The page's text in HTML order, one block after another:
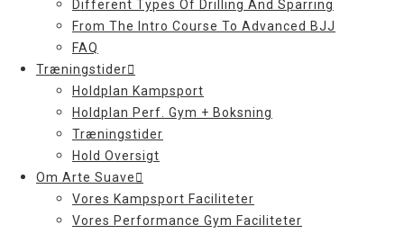
Different Types Of Drilling And Sparring
From The Intro Course To Advanced BJJ
FAQ
Træningstider
Holdplan Kampsport
Holdplan Perf. Gym + Boksning
Træningstider
Hold Oversigt
Om Arte Suave
Vores Kampsport Faciliteter
Vores Performance Gym Faciliteter